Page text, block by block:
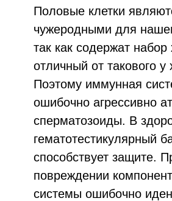
Половые клетки
чужеродными для
так как содержат
отличный от такового у
Поэтому иммунная
ошибочно агрессивно
сперматозоиды. В
гематотестикулярный
способствует защите.
повреждении
системы ошибочно